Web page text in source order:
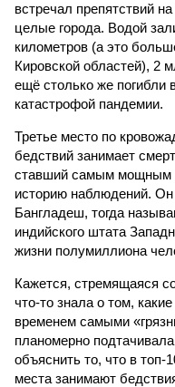
встречал препятствий
целые города. Водой
километров (а это
Кировской областей), 2
ещё столько же погибли
катастрофой пандемии.
Третье место по
бедствий занимает
ставший самым мощным
историю наблюдений. Он
Бангладеш, тогда
индийского штата
жизни полумиллиона
Кажется, стремящаяся
что-то знала о том,
временем самыми
планомерно
объяснить то, что в топ-
места занимают